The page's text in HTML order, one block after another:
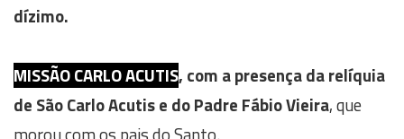
dízimo.
MISSÃO CARLO ACUTIS, com a presença da relíquia
de São Carlo Acutis e do Padre Fábio Vieira, que